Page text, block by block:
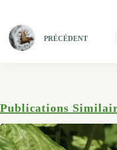
PRÉCÉDENT
Publications